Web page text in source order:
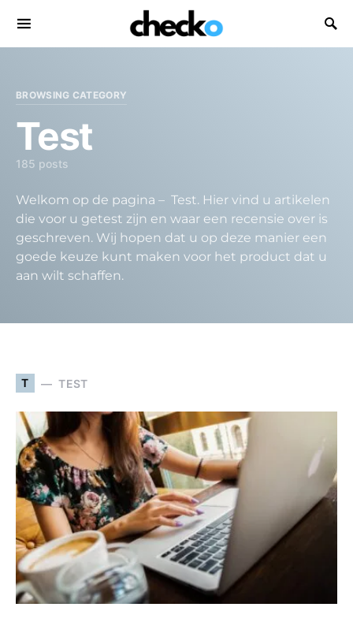
Search for:
BROWSING CATEGORY
Test
185 posts
Welkom op de pagina – Test. Hier vind u artikelen
die voor u getest zijn en waar een recensie over is
geschreven. Wij hopen dat u op deze manier een
goede keuze kunt maken voor het product dat u
aan wilt schaffen.
T TEST